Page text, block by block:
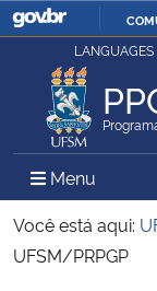
Ministério da Justiça e
Ministério da Defesa
Ministério das Relações
LANGUAGES
Menu
Você está aqui:
UFSM/PRPGP